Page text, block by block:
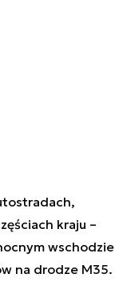
kraju –
wschodzie
na drodze M35.